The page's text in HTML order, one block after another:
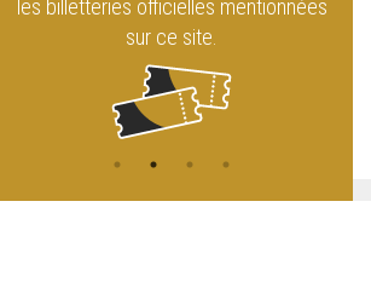
sur les réseaux sociaux !